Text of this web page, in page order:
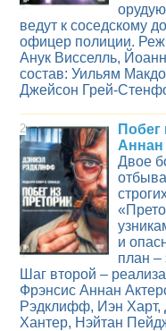
ведут к соседскому
офицер полиции.
Анук Висселль,
состав: Уильям
Джейсон Грей-
2
Побег
Двое
и
план –
Шаг второй –
Фрэнсис Аннан
Рэдклифф, Иэн Харт,
Хантер, Нэйтан